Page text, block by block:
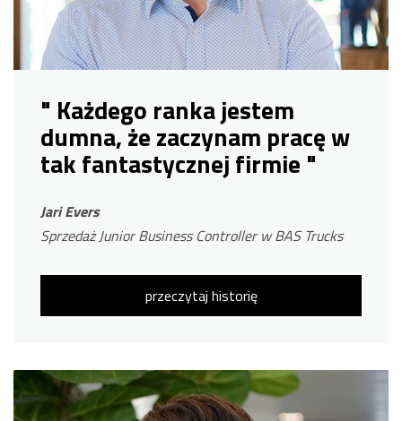
" Każdego ranka jestem
dumna, że ​​zaczynam pracę w
tak fantastycznej firmie "
Jari Evers
Sprzedaż Junior Business Controller w BAS Trucks
przeczytaj historię